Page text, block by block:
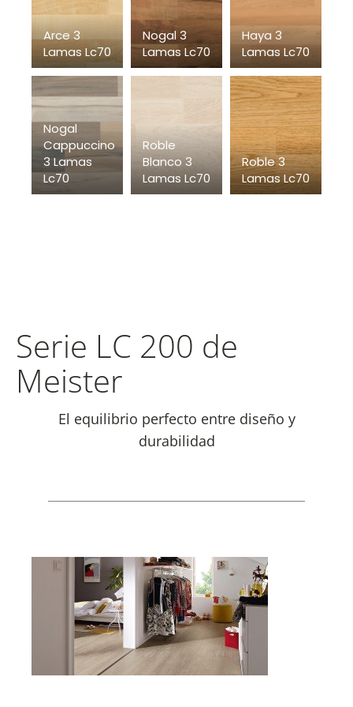
Arce 3
Lamas Lc70
Nogal 3
Lamas Lc70
Haya 3
Lamas Lc70
Nogal
Cappuccino
3 Lamas
Lc70
Roble
Blanco 3
Lamas Lc70
Roble 3
Lamas Lc70
Serie LC 200 de
Meister
El equilibrio perfecto entre diseño y
durabilidad